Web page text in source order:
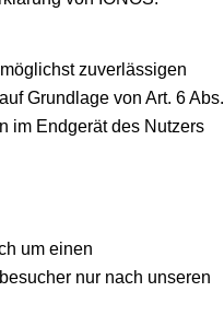
zuverlässigen
Grundlage von Art. 6 Abs.
im Endgerät des Nutzers
um einen
nur nach unseren